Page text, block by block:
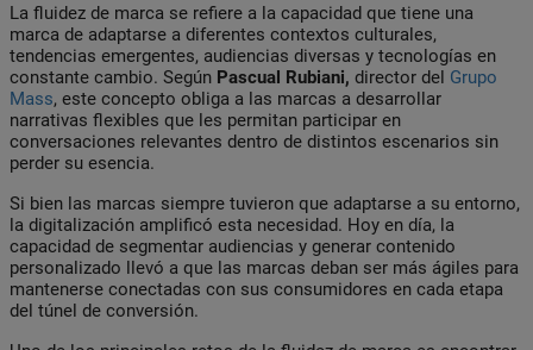
La fluidez de marca se refiere a la capacidad que tiene una
marca de adaptarse a diferentes contextos culturales,
tendencias emergentes, audiencias diversas y tecnologías en
constante cambio. Según Pascual Rubiani, director del Grupo
Mass, este concepto obliga a las marcas a desarrollar
narrativas flexibles que les permitan participar en
conversaciones relevantes dentro de distintos escenarios sin
perder su esencia.
Si bien las marcas siempre tuvieron que adaptarse a su entorno,
la digitalización amplificó esta necesidad. Hoy en día, la
capacidad de segmentar audiencias y generar contenido
personalizado llevó a que las marcas deban ser más ágiles para
mantenerse conectadas con sus consumidores en cada etapa
del túnel de conversión.